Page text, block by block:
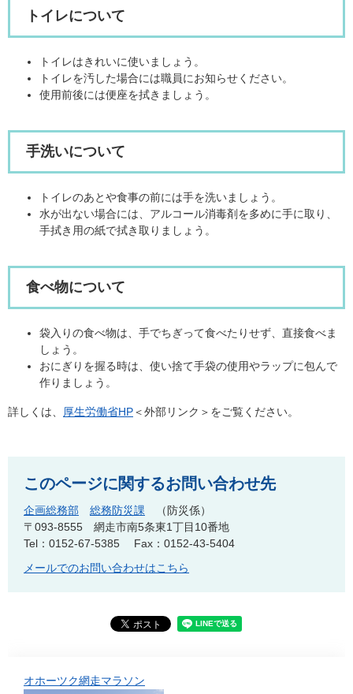
トイレについて
トイレはきれいに使いましょう。
トイレを汚した場合には職員にお知らせください。
使用前後には便座を拭きましょう。
手洗いについて
トイレのあとや食事の前には手を洗いましょう。
水が出ない場合には、アルコール消毒剤を多めに手に取り、
手拭き用の紙で拭き取りましょう。
食べ物について
袋入りの食べ物は、手でちぎって食べたりせず、直接食べま
しょう。
おにぎりを握る時は、使い捨て手袋の使用やラップに包んで
作りましょう。
詳しくは、 厚生労働省HP＜外部リンク＞ をご覧ください。
このページに関するお問い合わせ先
企画総務部 総務防災課
防災係
〒093-8555
網走市南5条東1丁目10番地
Tel：0152-67-5385
Fax：0152-43-5404
メールでのお問い合わせはこちら
オホーツク網走マラソン